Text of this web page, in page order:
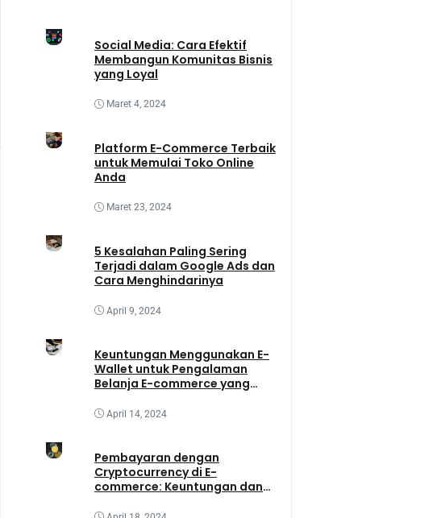
Social Media: Cara Efektif
Membangun Komunitas Bisnis
yang Loyal
Maret 4, 2024
Platform E-Commerce Terbaik
untuk Memulai Toko Online
Anda
Maret 23, 2024
5 Kesalahan Paling Sering
Terjadi dalam Google Ads dan
Cara Menghindarinya
April 9, 2024
Keuntungan Menggunakan E-
Wallet untuk Pengalaman
Belanja E-commerce yang
April 14, 2024
Pembayaran dengan
Cryptocurrency di E-
commerce: Keuntungan dan